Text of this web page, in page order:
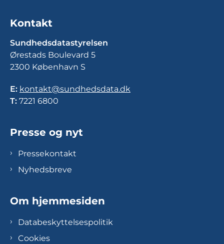
Kontakt
Sundhedsdatastyrelsen
Ørestads Boulevard 5
2300 København S
E: kontakt@sundhedsdata.dk
T: 7221 6800
Presse og nyt
Pressekontakt
Nyhedsbreve
Om hjemmesiden
Databeskyttelsespolitik
Cookies